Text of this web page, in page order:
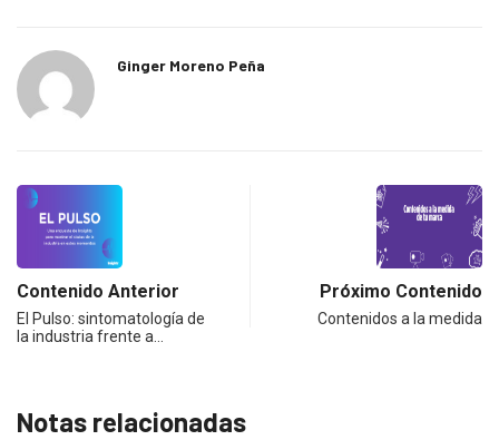
Ginger Moreno Peña
Contenido Anterior
El Pulso: sintomatología de
la industria frente a…
Próximo Contenido
Contenidos a la medida
Notas relacionadas